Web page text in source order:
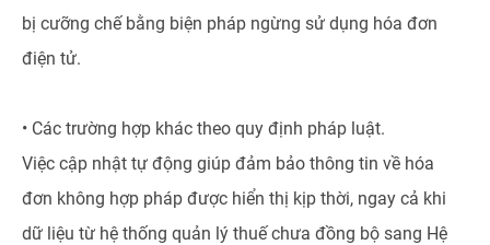
bị cưỡng chế bằng biện pháp ngừng sử dụng hóa đơn
điện tử.
• Các trường hợp khác theo quy định pháp luật.
Việc cập nhật tự động giúp đảm bảo thông tin về hóa
đơn không hợp pháp được hiển thị kịp thời, ngay cả khi
dữ liệu từ hệ thống quản lý thuế chưa đồng bộ sang Hệ